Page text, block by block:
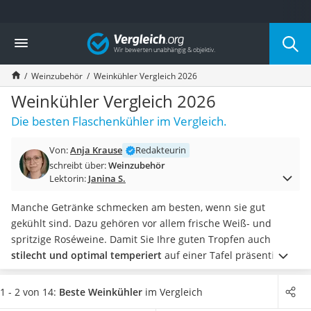
Die beliebtesten Vergleiche nach Kategorie
Haushalt
Wassersprudler
Zentralstaubsauger
Brotbackautomat
Wischroboter
Wäschespinne
Spülmaschinentabs
Akku-Staubsauger
AEG-Waschmaschine
Saug-Wisch-Roboter
Handstaubsauger
Milchaufschäumer
Kondenstrockner
Reiskocher
Vergleich
Weinzubehör Weinkühler Vergleich 2026
Weinkühler Vergleich 2026
Die besten Flaschenkühler im Vergleich.
Von:Anja Krause
Redakteurin
schreibt über:Weinzubehör
Lektorin: Janina S.
Manche Getränke schmecken am besten, wenn sie gut
gekühlt sind. Dazu gehören vor allem frische Weiß- und
spritzige Roséweine. Damit Sie Ihre guten Tropfen auch
stilecht und optimal temperiert auf einer Tafel präsentieren
können, gibt es Weinkühler. Weinkühler können aus den
verschiedenstenMaterialien wie Edelstahl, Terracotta,
1 - 2 von 14: Beste Weinkühler im Vergleich